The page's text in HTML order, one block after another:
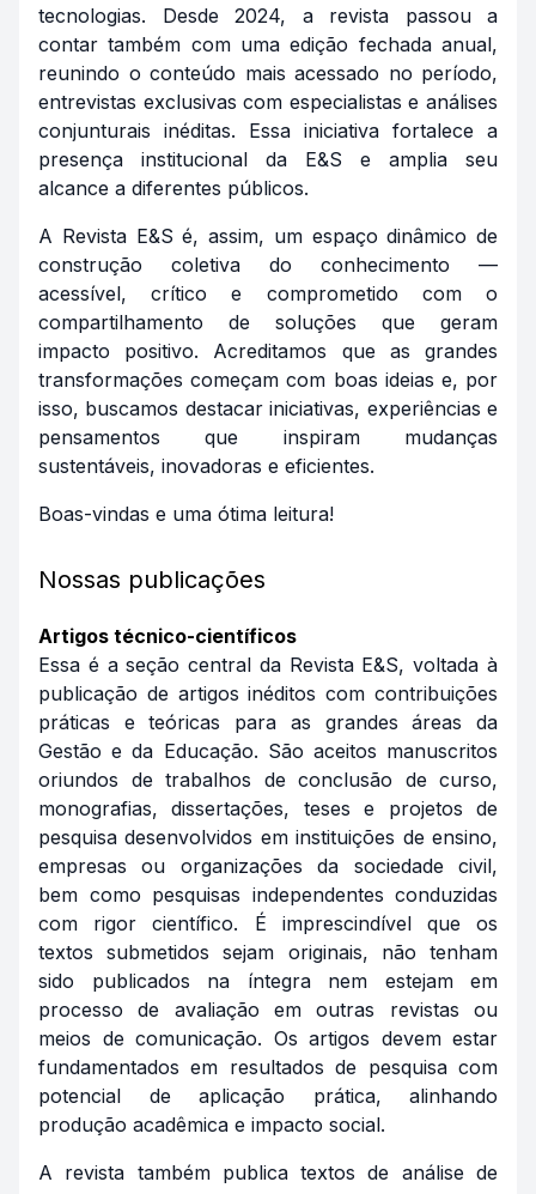
tecnologias. Desde 2024, a revista passou a
contar também com uma edição fechada anual,
reunindo o conteúdo mais acessado no período,
entrevistas exclusivas com especialistas e análises
conjunturais inéditas. Essa iniciativa fortalece a
presença institucional da E&S e amplia seu
alcance a diferentes públicos.
A Revista E&S é, assim, um espaço dinâmico de
construção coletiva do conhecimento —
acessível, crítico e comprometido com o
compartilhamento de soluções que geram
impacto positivo. Acreditamos que as grandes
transformações começam com boas ideias e, por
isso, buscamos destacar iniciativas, experiências e
pensamentos que inspiram mudanças
sustentáveis, inovadoras e eficientes.
Boas-vindas e uma ótima leitura!
Nossas publicações
Artigos técnico-científicos
Essa é a seção central da Revista E&S, voltada à
publicação de artigos inéditos com contribuições
práticas e teóricas para as grandes áreas da
Gestão e da Educação. São aceitos manuscritos
oriundos de trabalhos de conclusão de curso,
monografias, dissertações, teses e projetos de
pesquisa desenvolvidos em instituições de ensino,
empresas ou organizações da sociedade civil,
bem como pesquisas independentes conduzidas
com rigor científico. É imprescindível que os
textos submetidos sejam originais, não tenham
sido publicados na íntegra nem estejam em
processo de avaliação em outras revistas ou
meios de comunicação. Os artigos devem estar
fundamentados em resultados de pesquisa com
potencial de aplicação prática, alinhando
produção acadêmica e impacto social.
A revista também publica textos de análise de